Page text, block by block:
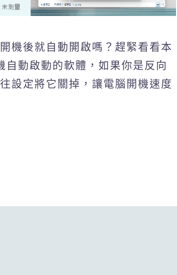
機後就自動開啟嗎？趕緊看看本
動啟動的軟體，如果你是反向
設定將它關掉，讓電腦開機速度